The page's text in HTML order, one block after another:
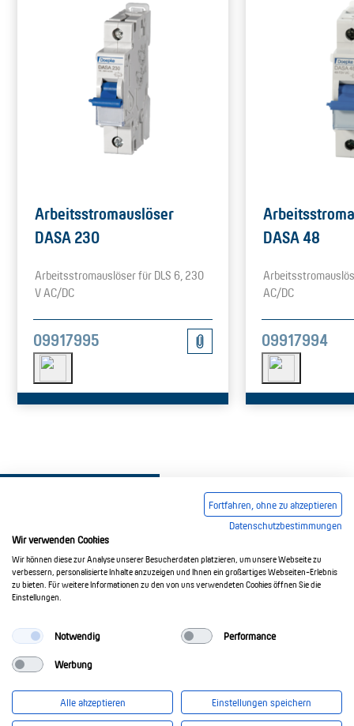
Arbeitsstromauslöser
DASA 230
Arbeitsstromauslöser für DLS 6, 230
V AC/DC
09917995
DASA 48
AC/DC
09917994
Impressum AGB Datenschutzerklärung
© 2017-2026 Doepke Schaltgeräte GmbH
Stellmacherstr. 11
info@doepke.de
Fortfahren, ohne zu akzeptieren
Datenschutzbestimmungen
Wir verwenden Cookies
Wir können diese zur Analyse unserer Besucherdaten platzieren, um unsere Webseite zu
verbessern, personalisierte Inhalte anzuzeigen und Ihnen ein großartiges Webseiten-Erlebnis
zu bieten. Für weitere Informationen zu den von uns verwendeten Cookies öffnen Sie die
Einstellungen.
Notwendig Performance
Werbung
Alle akzeptieren Einstellungen speichern